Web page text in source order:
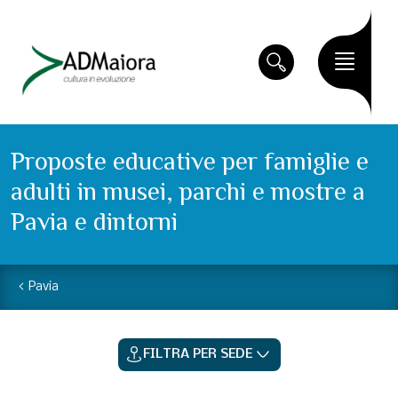
Proposte educative per famiglie e
adulti in musei, parchi e mostre a
Pavia e dintorni
Pavia
FILTRA PER SEDE